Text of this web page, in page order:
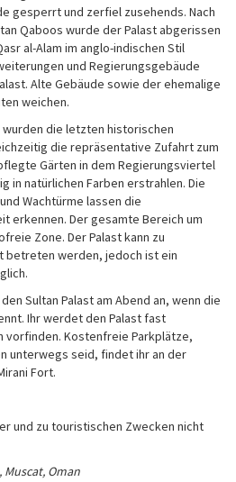
gesperrt und zerfiel zusehends. Nach
Qaboos wurde der Palast abgerissen
al-Alam im anglo-indischen Stil
und Regierungsgebäude
Alte Gebäude sowie der ehemalige
weichen.
die letzten historischen
die repräsentative Zufahrt zum
Gärten in dem Regierungsviertel
in natürlichen Farben erstrahlen. Die
Wachtürme lassen die
erkennen. Der gesamte Bereich um
Zone. Der Palast kann zu
betreten werden, jedoch ist ein
Sultan Palast am Abend an, wenn die
Ihr werdet den Palast fast
vorfinden. Kostenfreie Parkplätze,
unterwegs seid, findet ihr an der
Fort.
und zu touristischen Zwecken nicht
Oman